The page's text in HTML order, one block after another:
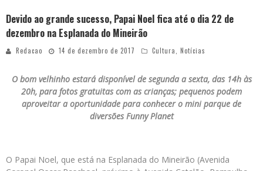
Devido ao grande sucesso, Papai Noel fica até o dia 22 de
dezembro na Esplanada do Mineirão
Redacao 14 de dezembro de 2017 Cultura Notícias
O bom velhinho estará disponível de segunda a sexta, das 14h às
20h, para fotos gratuitas com as crianças; pequenos podem
aproveitar a oportunidade para conhecer o mini parque de
diversões Funny Planet
O Papai Noel, que está na Esplanada do Mineirão (Avenida